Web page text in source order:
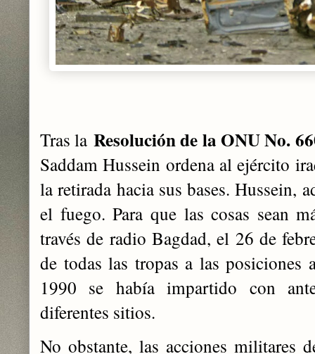
Tras la Resolución de la ONU No.
Saddam Hussein ordena al ejército
la retirada hacia sus bases. Hussein,
el fuego. Para que las cosas sean
través de radio Bagdad, el 26 de
de todas las tropas a las posiciones
1990 se había impartido con
diferentes sitios.
No obstante, las acciones militares